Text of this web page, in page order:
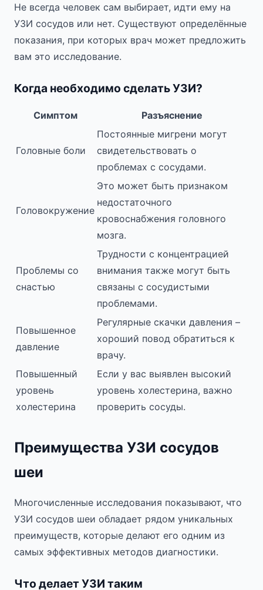
Не всегда человек сам выбирает, идти ему на
УЗИ сосудов или нет. Существуют определённые
показания, при которых врач может предложить
вам это исследование.
Когда необходимо сделать УЗИ?
Симптом Разъяснение
Головные боли
Постоянные мигрени могут
свидетельствовать о
проблемах с сосудами.
Головокружение
Это может быть признаком
недостаточного
кровоснабжения головного
мозга.
Проблемы со
снастью
Трудности с концентрацией
внимания также могут быть
связаны с сосудистыми
проблемами.
Повышенное
давление
Регулярные скачки давления –
хороший повод обратиться к
врачу.
Повышенный
уровень
холестерина
Если у вас выявлен высокий
уровень холестерина, важно
проверить сосуды.
Преимущества УЗИ сосудов
шеи
Многочисленные исследования показывают, что
УЗИ сосудов шеи обладает рядом уникальных
преимуществ, которые делают его одним из
самых эффективных методов диагностики.
Что делает УЗИ таким